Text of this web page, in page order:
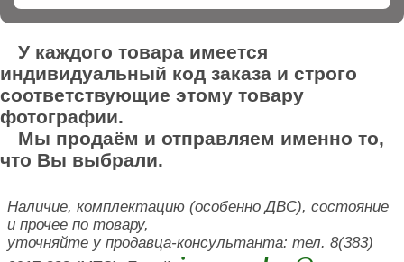
У каждого товара имеется
индивидуальный код заказа и строго
соответствующие этому товару
фотографии.
Мы продаём и отправляем именно то,
что Вы выбрали.
Наличие, комплектацию (особенно ДВС), состояние
и прочее по товару,
уточняйте у продавца-консультанта: тел. 8(383)